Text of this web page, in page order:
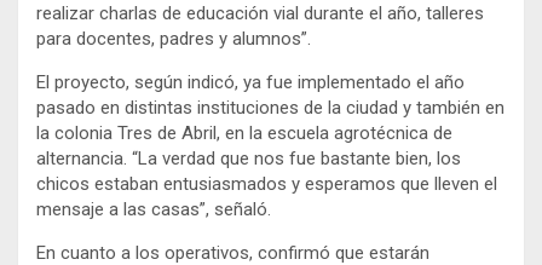
realizar charlas de educación vial durante el año, talleres
para docentes, padres y alumnos”.
El proyecto, según indicó, ya fue implementado el año
pasado en distintas instituciones de la ciudad y también en
la colonia Tres de Abril, en la escuela agrotécnica de
alternancia. “La verdad que nos fue bastante bien, los
chicos estaban entusiasmados y esperamos que lleven el
mensaje a las casas”, señaló.
En cuanto a los operativos, confirmó que estarán